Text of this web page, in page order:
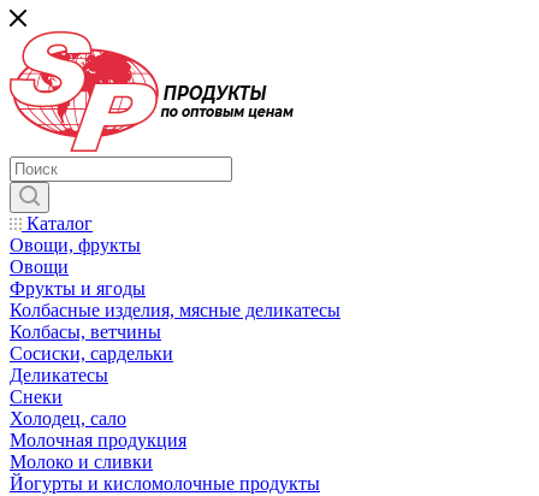
Каталог
Овощи, фрукты
Овощи
Фрукты и ягоды
Колбасные изделия, мясные деликатесы
Колбасы, ветчины
Сосиски, сардельки
Деликатесы
Снеки
Холодец, сало
Молочная продукция
Молоко и сливки
Йогурты и кисломолочные продукты